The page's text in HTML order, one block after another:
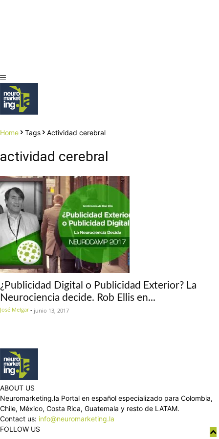
Home Tags Actividad cerebral
actividad cerebral
¿Publicidad Digital o Publicidad Exterior? La
Neurociencia decide. Rob Ellis en...
José Melgar - junio 13, 2017
ABOUT US
Neuromarketing.la Portal en español especializado para Colombia,
Chile, México, Costa Rica, Guatemala y resto de LATAM.
Contact us: info@neuromarketing.la
FOLLOW US